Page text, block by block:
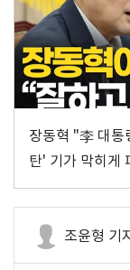
장동혁 "李 대
탄' 기가 막히게
조윤형 기